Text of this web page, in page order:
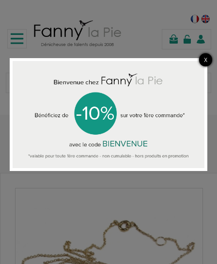
panier
Accueil
TOUS LES COLLIERS
Louise Hendricks collier My Sea plaqué or/corail rose